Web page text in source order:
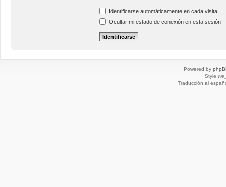
Identificarse automáticamente en cada visita
Ocultar mi estado de conexión en esta sesión
Powered by
Style
Traducción al